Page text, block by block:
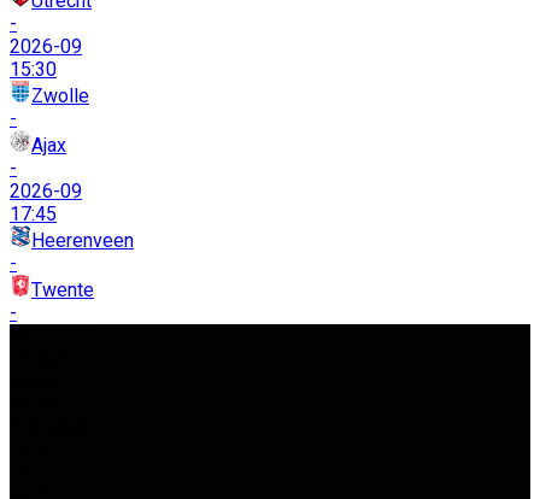
-
2026-09
15:30
Zwolle
-
Ajax
-
2026-09
17:45
Heerenveen
-
Twente
-